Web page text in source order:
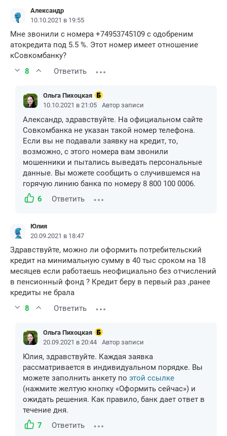
Александр
10.10.2021 в 19:55
Мне звонили с номера +74953745109 с одобреним
атокредита под 5.5 %. Этот номер имеет отношение
кСовкомбанку?
8
Ответить
Ольга Пихоцкая
10.10.2021 в 21:05
Автор записи
Александр, здравствуйте. На официальном сайте
Совкомбанка не указан такой номер телефона.
Если вы не подавали заявку на кредит, то,
возможно, с этого номера вам звонили
мошенники и пытались выведать персональные
данные. Вы можете сообщить о случившемся на
горячую линию банка по номеру 8 800 100 0006.
6
Ответить
Юлия
20.09.2021 в 18:47
Здравствуйте, можно ли оформить потребительский
кредит на минимальную сумму в 40 тыс сроком на 18
месяцев если работаешь неофициально без отчислений
в пенсионный фонд ? Кредит беру в первый раз ,ранее
кредиты не брала
8
Ответить
Ольга Пихоцкая
20.09.2021 в 20:44
Автор записи
Юлия, здравствуйте. Каждая заявка
рассматривается в индивидуальном порядке. Вы
можете заполнить анкету по этой ссылке
(нажмите желтую кнопку «Оформить сейчас») и
ожидать решения. Как правило, банк дает ответ в
течение дня.
7
Ответить